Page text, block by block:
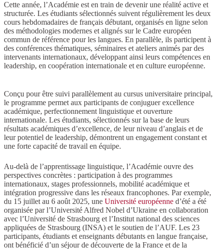
Cette année, l’Académie est en train de devenir une réalité active et
structurée. Les étudiants sélectionnés suivent régulièrement les deux
cours hebdomadaires de français débutant, organisés en ligne selon
des méthodologies modernes et alignés sur le Cadre européen
commun de référence pour les langues. En parallèle, ils participent à
des conférences thématiques, séminaires et ateliers animés par des
intervenants internationaux, développant ainsi leurs compétences en
leadership, en coopération internationale et en culture européenne.
Conçu pour être suivi parallèlement au cursus universitaire principal,
le programme permet aux participants de conjuguer excellence
académique, perfectionnement linguistique et ouverture
internationale. Les étudiants, sélectionnés sur la base de leurs
résultats académiques d’excellence, de leur niveau d’anglais et de
leur potentiel de leadership, démontrent un engagement constant et
une forte capacité de travail en équipe.
Au-delà de l’apprentissage linguistique, l’Académie ouvre des
perspectives concrètes : participation à des programmes
internationaux, stages professionnels, mobilité académique et
intégration progressive dans les réseaux francophones. Par exemple,
du 15 juillet au 6 août 2025, une Université européenne d’été a été
organisée par l’Université Alfred Nobel d’Ukraine en collaboration
avec l’Université de Strasbourg et l’Institut national des sciences
appliquées de Strasbourg (INSA) et le soutien de l’AUF. Les 23
participants, étudiants et enseignants débutants en langue française,
ont bénéficié d’un séjour de découverte de la France et de la